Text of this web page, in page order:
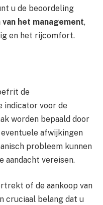
u de beoordeling
het management,
en het rijcomfort.
de
indicator voor de
worden bepaald door
afwijkingen
probleem kunnen
aandacht vereisen.
of de aankoop van
cruciaal belang dat u